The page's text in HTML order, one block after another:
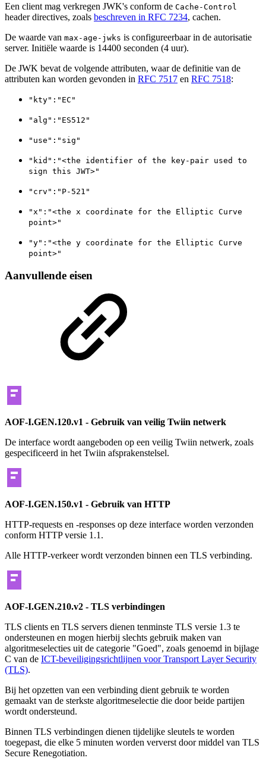
Een client mag verkregen JWK's conform de Cache-Control
header directives, zoals beschreven in RFC 7234, cachen.
De waarde van max-age-jwks is configureerbaar in de autorisatie
server. Initiële waarde is 14400 seconden (4 uur).
De JWK bevat de volgende attributen, waar de definitie van de
attributen kan worden gevonden in RFC 7517 en RFC 7518:
"kty":"EC"
"alg":"ES512"
"use":"sig"
"kid":"<the identifier of the key-pair used to
sign this JWT>"
"crv":"P-521"
"x":"<the x coordinate for the Elliptic Curve
point>"
"y":"<the y coordinate for the Elliptic Curve
point>"
Aanvullende eisen
AOF-I.GEN.120.v1 - Gebruik van veilig Twiin netwerk
De interface wordt aangeboden op een veilig Twiin netwerk, zoals
gespecificeerd in het Twiin afsprakenstelsel.
AOF-I.GEN.150.v1 - Gebruik van HTTP
HTTP-requests en -responses op deze interface worden verzonden
conform HTTP versie 1.1.
Alle HTTP-verkeer wordt verzonden binnen een TLS verbinding.
AOF-I.GEN.210.v2 - TLS verbindingen
TLS clients en TLS servers dienen tenminste TLS versie 1.3 te
ondersteunen en mogen hierbij slechts gebruik maken van
algoritmeselecties uit de categorie "Goed", zoals genoemd in bijlage
C van de ICT-beveiligingsrichtlijnen voor Transport Layer Security
(TLS).
Bij het opzetten van een verbinding dient gebruik te worden
gemaakt van de sterkste algoritmeselectie die door beide partijen
wordt ondersteund.
Binnen TLS verbindingen dienen tijdelijke sleutels te worden
toegepast, die elke 5 minuten worden ververst door middel van TLS
Secure Renegotiation.